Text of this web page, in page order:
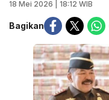
18 Mei 2026 | 18:12 WIB
Bagikan